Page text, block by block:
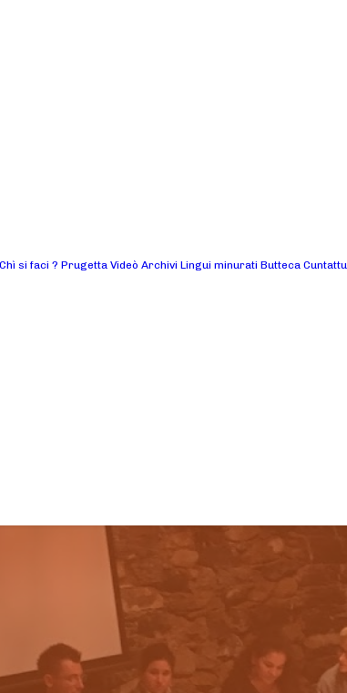
Chì si faci ? Prugetta Videò Archivi Lingui minurati Butteca Cuntattu